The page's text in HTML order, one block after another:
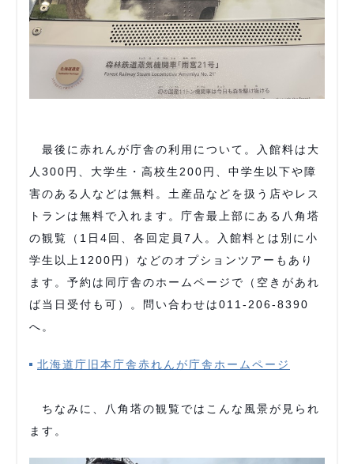
最後に赤れんが庁舎の利用について。入館料は大
人300円、大学生・高校生200円、中学生以下や障
害のある人などは無料。土産品などを扱う店やレス
トランは無料で入れます。庁舎最上部にある八角塔
の観覧（1日4回、各回定員7人。入館料とは別に小
学生以上1200円）などのオプションツアーもあり
ます。予約は同庁舎のホームページで（空きがあれ
ば当日受付も可）。問い合わせは011-206-8390
へ。
北海道庁旧本庁舎赤れんが庁舎ホームページ
ちなみに、八角塔の観覧ではこんな風景が見られ
ます。